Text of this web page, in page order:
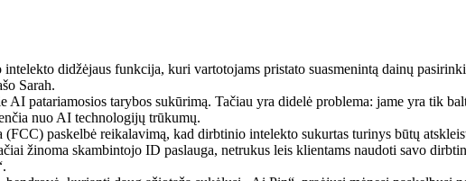
didžėjaus funkcija, kuri vartotojams pristato suasmenintą dainų
Sarah.
AI patariamosios tarybos sukūrimą. Tačiau yra didelė problema: jame yra tik
nuo AI technologijų trūkumų.
paskelbė reikalavimą, kad dirbtinio intelekto sukurtas turinys būtų
žinoma skambintojo ID paslauga, netrukus leis klientams naudoti savo